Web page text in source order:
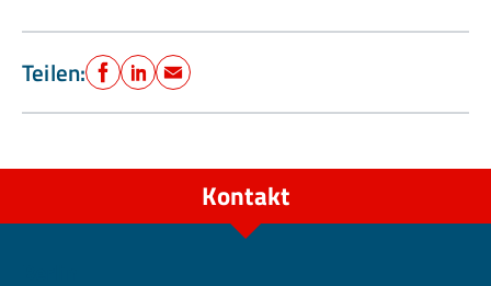
Teilen: Facebook
LinkedIn
E-Mail
Kontakt